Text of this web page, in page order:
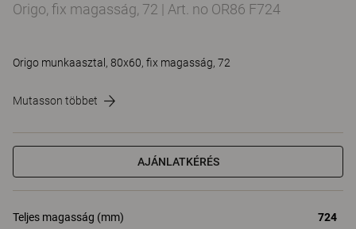
Origo, fix magasság, 72 | Art. no OR86 F724
Origo munkaasztal, 80x60, fix magasság, 72
Mutasson többet
AJÁNLATKÉRÉS
Teljes magasság (mm) 724